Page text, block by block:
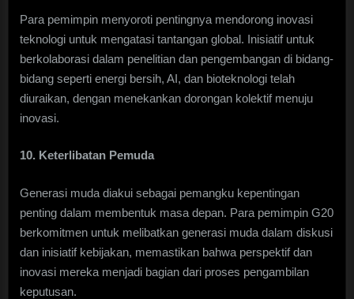
Para pemimpin menyoroti pentingnya mendorong inovasi
teknologi untuk mengatasi tantangan global. Inisiatif untuk
berkolaborasi dalam penelitian dan pengembangan di bidang-
bidang seperti energi bersih, AI, dan bioteknologi telah
diuraikan, dengan menekankan dorongan kolektif menuju
inovasi.
10. Keterlibatan Pemuda
Generasi muda diakui sebagai pemangku kepentingan
penting dalam membentuk masa depan. Para pemimpin G20
berkomitmen untuk melibatkan generasi muda dalam diskusi
dan inisiatif kebijakan, memastikan bahwa perspektif dan
inovasi mereka menjadi bagian dari proses pengambilan
keputusan.